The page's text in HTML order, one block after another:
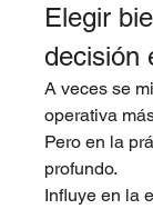
Elegir
decisión
A veces se
operativa
Pero en la
profundo.
Influye en la